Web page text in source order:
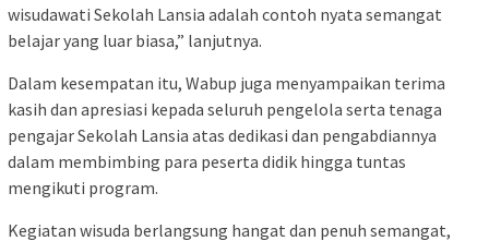
wisudawati Sekolah Lansia adalah contoh nyata semangat
belajar yang luar biasa,” lanjutnya.
Dalam kesempatan itu, Wabup juga menyampaikan terima
kasih dan apresiasi kepada seluruh pengelola serta tenaga
pengajar Sekolah Lansia atas dedikasi dan pengabdiannya
dalam membimbing para peserta didik hingga tuntas
mengikuti program.
Kegiatan wisuda berlangsung hangat dan penuh semangat,